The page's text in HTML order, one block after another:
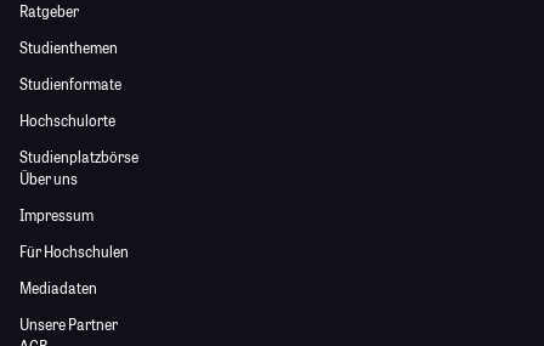
Ratgeber
Studienthemen
Studienformate
Hochschulorte
Studienplatzbörse
Über uns
Impressum
Für Hochschulen
Mediadaten
Unsere Partner